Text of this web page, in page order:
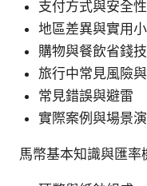
支付方式與安全性
地區差異與實用
購物與餐飲省錢
旅行中常見風險
常見錯誤與避雷
實際案例與場景
馬幣基本知識與匯率